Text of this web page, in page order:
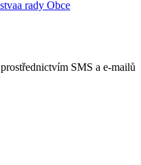
prostřednictvím SMS a e-mailů